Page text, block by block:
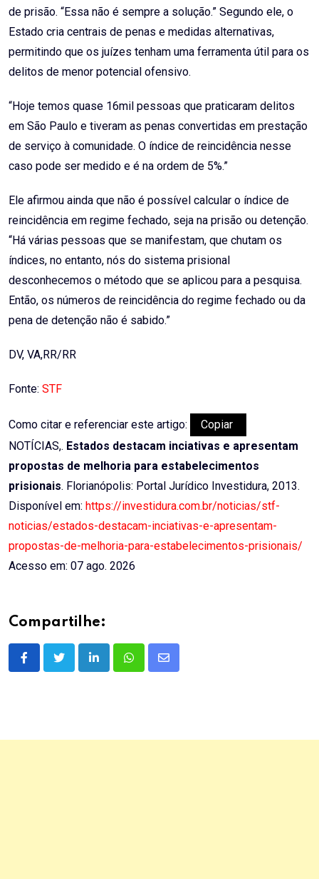
de prisão. “Essa não é sempre a solução.” Segundo ele, o
Estado cria centrais de penas e medidas alternativas,
permitindo que os juízes tenham uma ferramenta útil para os
delitos de menor potencial ofensivo.
“Hoje temos quase 16mil pessoas que praticaram delitos
em São Paulo e tiveram as penas convertidas em prestação
de serviço à comunidade. O índice de reincidência nesse
caso pode ser medido e é na ordem de 5%.”
Ele afirmou ainda que não é possível calcular o índice de
reincidência em regime fechado, seja na prisão ou detenção.
“Há várias pessoas que se manifestam, que chutam os
índices, no entanto, nós do sistema prisional
desconhecemos o método que se aplicou para a pesquisa.
Então, os números de reincidência do regime fechado ou da
pena de detenção não é sabido.”
DV, VA,RR/RR
Fonte: STF
Como citar e referenciar este artigo:
Copiar
NOTÍCIAS,. Estados destacam inciativas e apresentam
propostas de melhoria para estabelecimentos
prisionais. Florianópolis: Portal Jurídico Investidura, 2013.
Disponível em: https://investidura.com.br/noticias/stf-
noticias/estados-destacam-inciativas-e-apresentam-
propostas-de-melhoria-para-estabelecimentos-prisionais/
Acesso em: 07 ago. 2026
Compartilhe:
LinkedInWhatsappShare